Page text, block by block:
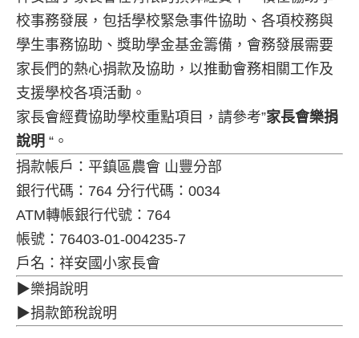
校事務發展，包括學校緊急事件協助、各項校務與
學生事務協助、獎助學金基金籌備，會務發展需要
家長們的熱心捐款及協助，以推動會務相關工作及
支援學校各項活動。
家長會經費協助學校重點項目，請參考”家長會樂捐
說明 “。
捐款帳戶：平鎮區農會 山豐分部
銀行代碼：764 分行代碼：0034
ATM轉帳銀行代號：764
帳號：76403-01-004235-7
戶名：祥安國小家長會
▶樂捐說明
▶捐款節稅說明